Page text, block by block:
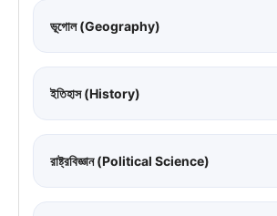
ভূগোল (Geography)
ইতিহাস (History)
রাষ্ট্রবিজ্ঞান (Political Science)